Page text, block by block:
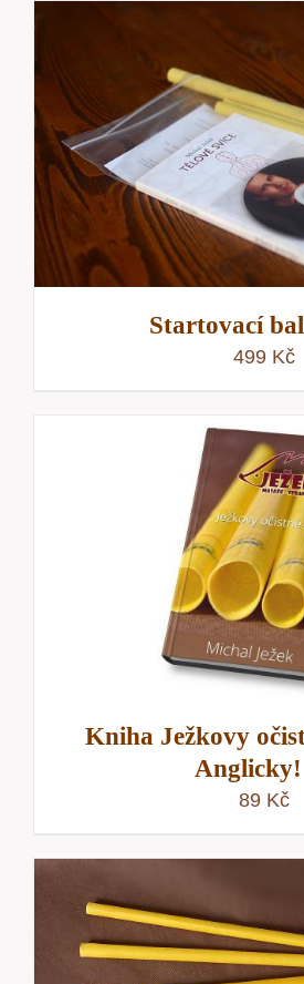
Startovací
499 Kč
Kniha Ježkovy
Anglicky!
89 Kč